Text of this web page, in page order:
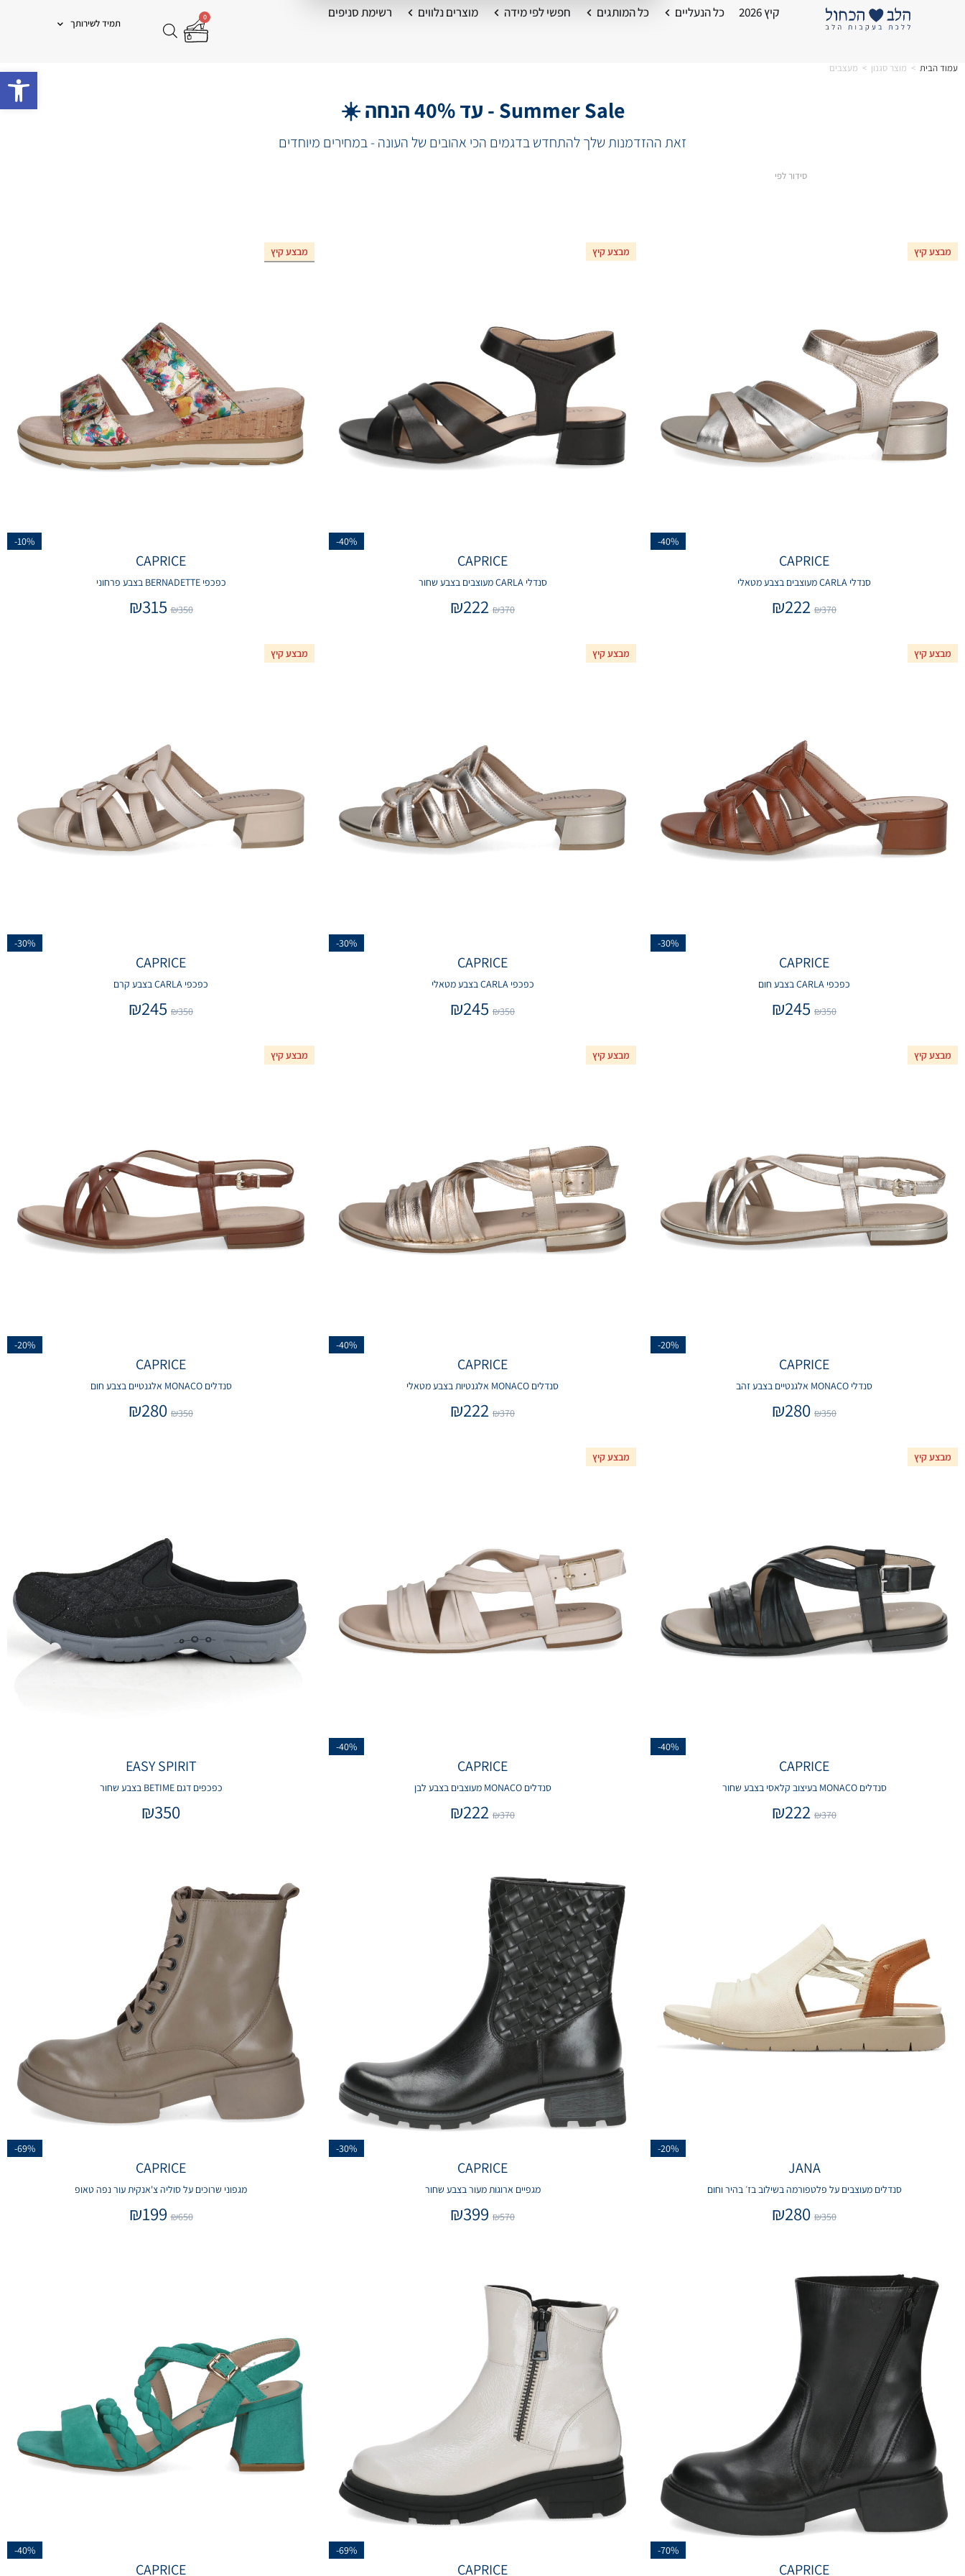
קיץ 2026 כל הנעליים כל המותגים חפשי לפי מידה מוצרים נלווים רשימת סניפים 0
תמיד לשירותך
עמוד הבית > מוצר סגנון > מעצבים
Summer Sale - עד 40% הנחה ☀️
זאת ההזדמנות שלך להתחדש בדגמים הכי אהובים של העונה - במחירים מיוחדים
סידור לפי
מבצע קיץ
-40%
CAPRICE
סנדלי CARLA מעוצבים בצבע מטאלי
₪370
₪222
מבצע קיץ
-40%
CAPRICE
סנדלי CARLA מעוצבים בצבע שחור
₪370
₪222
מבצע קיץ
-10%
אזל המלאי
CAPRICE
כפכפי BERNADETTE בצבע פרחוני
₪350
₪315
מבצע קיץ
-30%
CAPRICE
כפכפי CARLA בצבע חום
₪350
₪245
מבצע קיץ
-30%
CAPRICE
כפכפי CARLA בצבע מטאלי
₪350
₪245
מבצע קיץ
-30%
CAPRICE
כפכפי CARLA בצבע קרם
₪350
₪245
מבצע קיץ
-20%
CAPRICE
סנדלי MONACO אלגנטיים בצבע זהב
₪350
₪280
מבצע קיץ
-40%
CAPRICE
סנדלים MONACO אלגנטיות בצבע מטאלי
₪370
₪222
מבצע קיץ
-20%
CAPRICE
סנדלים MONACO אלגנטיים בצבע חום
₪350
₪280
מבצע קיץ
-40%
CAPRICE
סנדלים MONACO בעיצוב קלאסי בצבע שחור
₪370
₪222
מבצע קיץ
-40%
CAPRICE
סנדלים MONACO מעוצבים בצבע לבן
₪370
₪222
EASY SPIRIT
כפכפים דגם BETIME בצבע שחור
₪350
-20%
JANA
סנדלים מעוצבים על פלטפורמה בשילוב בז׳ בהיר וחום
₪350
₪280
-30%
CAPRICE
מגפיים ארוגות מעור בצבע שחור
₪570
₪399
-69%
CAPRICE
מגפוני שרוכים על סוליה צ'אנקית עור נפה טאופ
₪650
₪199
-70%
CAPRICE
-69%
CAPRICE
-40%
CAPRICE